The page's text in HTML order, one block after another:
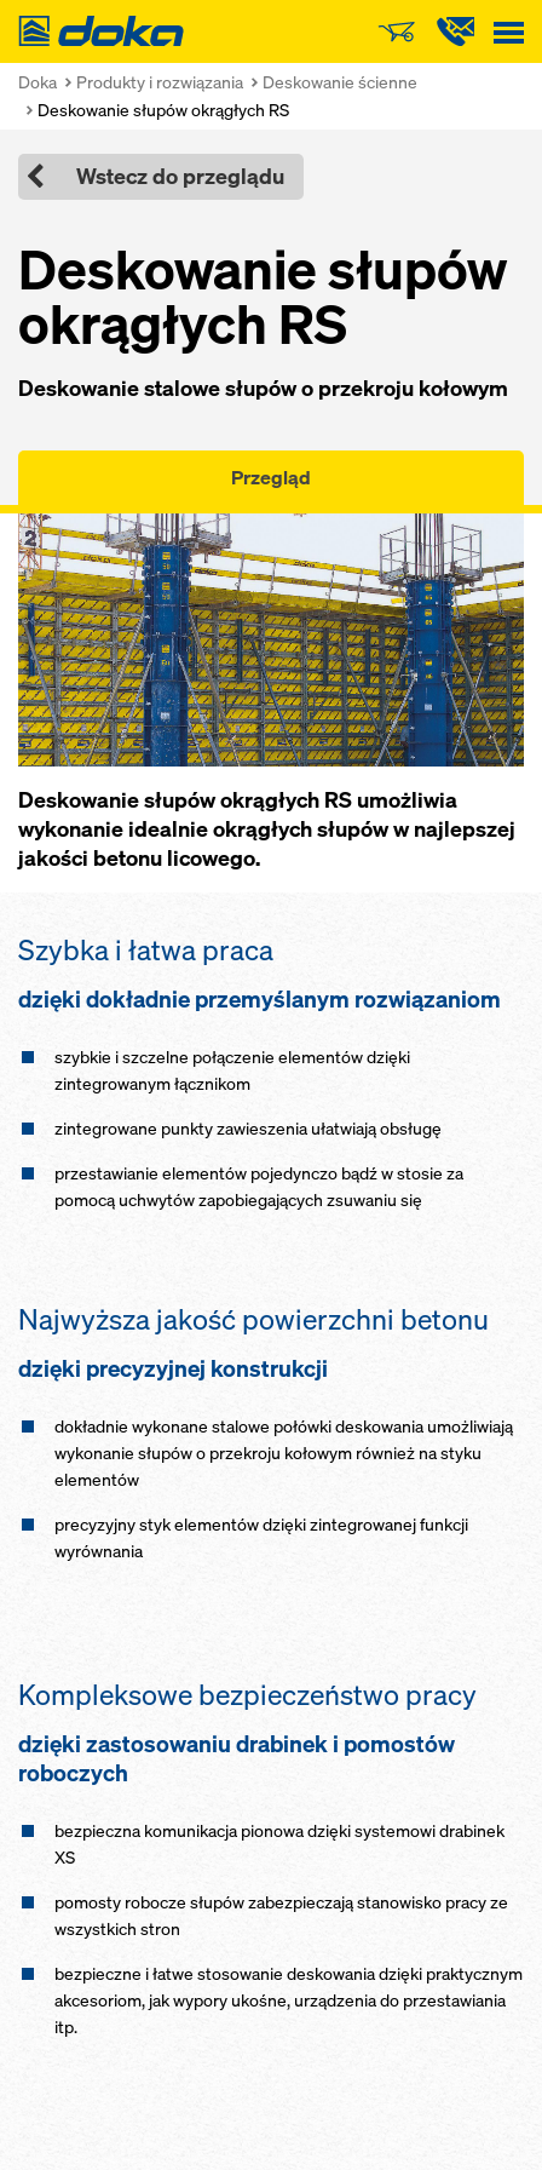
Doka
Doka Produkty i rozwiązania
Deskowanie ścienne
Deskowanie słupów okrągłych RS
Wstecz do przeglądu
Deskowanie słupów
okrągłych RS
Deskowanie stalowe słupów o przekroju kołowym
Przegląd
Deskowanie słupów okrągłych RS umożliwia
wykonanie idealnie okrągłych słupów w najlepszej
jakości betonu licowego.
Szybka i łatwa praca
dzięki dokładnie przemyślanym rozwiązaniom
szybkie i szczelne połączenie elementów dzięki
zintegrowanym łącznikom
zintegrowane punkty zawieszenia ułatwiają obsługę
przestawianie elementów pojedynczo bądź w stosie za
pomocą uchwytów zapobiegających zsuwaniu się
Najwyższa jakość powierzchni betonu
dzięki precyzyjnej konstrukcji
dokładnie wykonane stalowe połówki deskowania umożliwiają
wykonanie słupów o przekroju kołowym również na styku
elementów
precyzyjny styk elementów dzięki zintegrowanej funkcji
wyrównania
Kompleksowe bezpieczeństwo pracy
dzięki zastosowaniu drabinek i pomostów
roboczych
bezpieczna komunikacja pionowa dzięki systemowi drabinek
XS
pomosty robocze słupów zabezpieczają stanowisko pracy ze
wszystkich stron
bezpieczne i łatwe stosowanie deskowania dzięki praktycznym
akcesoriom, jak wypory ukośne, urządzenia do przestawiania
itp.